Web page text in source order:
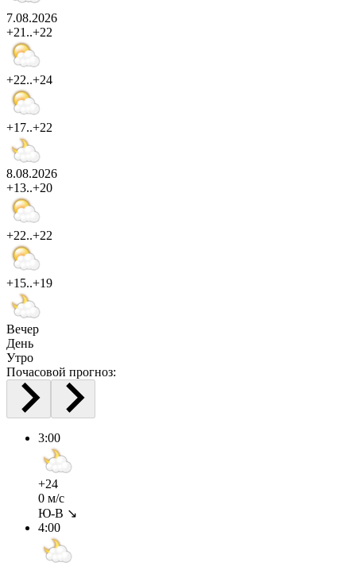
7.08.2026
+21..+22
+22..+24
+17..+22
8.08.2026
+13..+20
+22..+22
+15..+19
Вечер
День
Утро
Почасовой прогноз:
3:00
+24
0 м/с
Ю-В ↘
4:00